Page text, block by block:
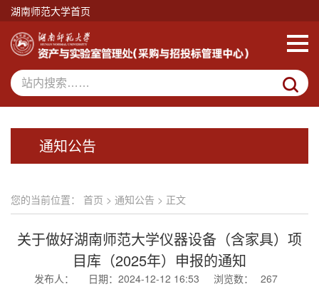
湖南师范大学首页
通知公告
您的当前位置： 首页 > 通知公告 > 正文
关于做好湖南师范大学仪器设备（含家具）项
目库（2025年）申报的通知
发布人： 日期：2024-12-12 16:53 浏览数： 267